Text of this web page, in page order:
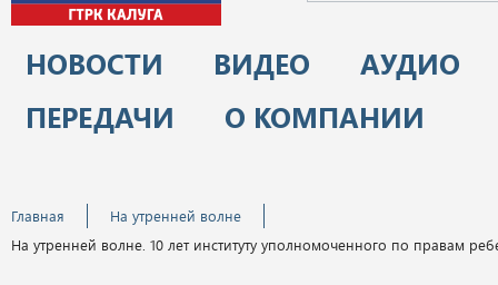
НОВОСТИ ВИДЕО
АУДИО
ПЕРЕДАЧИ
О КОМПАНИИ
Главная
На утренней волне
На утренней волне. 10 лет институту уполномоченного по правам